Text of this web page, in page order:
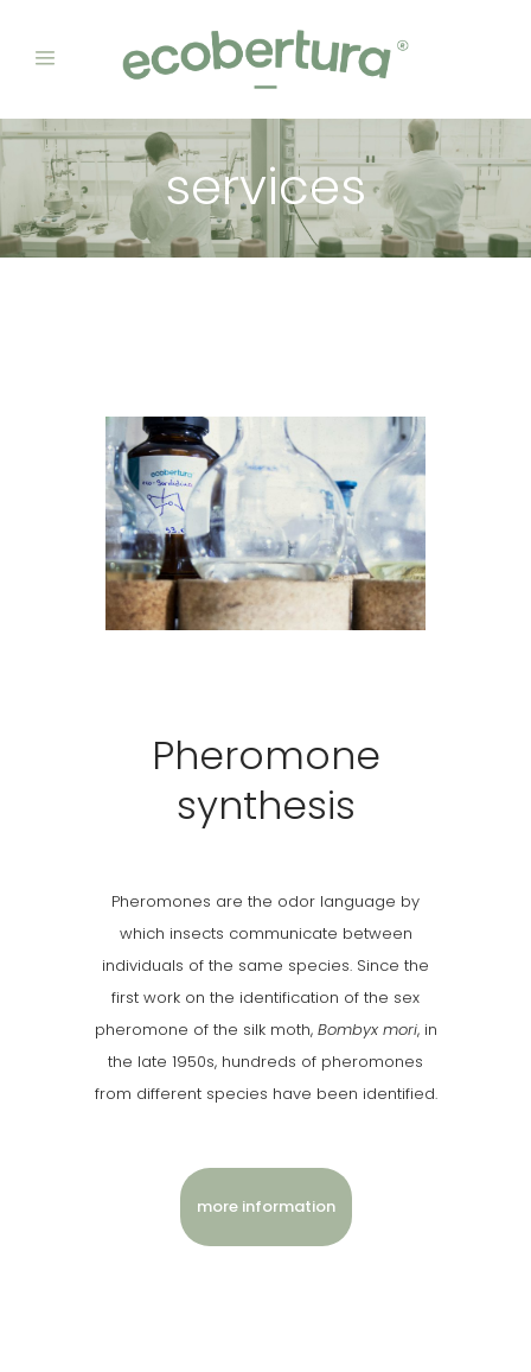
services
Pheromone
synthesis
Pheromones are the odor language by
which insects communicate between
individuals of the same species. Since the
first work on the identification of the sex
pheromone of the silk moth, Bombyx mori, in
the late 1950s, hundreds of pheromones
from different species have been identified.
more information